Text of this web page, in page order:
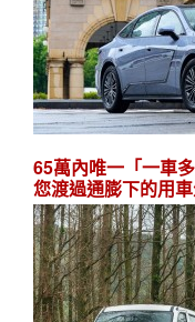
65萬內唯一「一車
您渡過通膨下的用